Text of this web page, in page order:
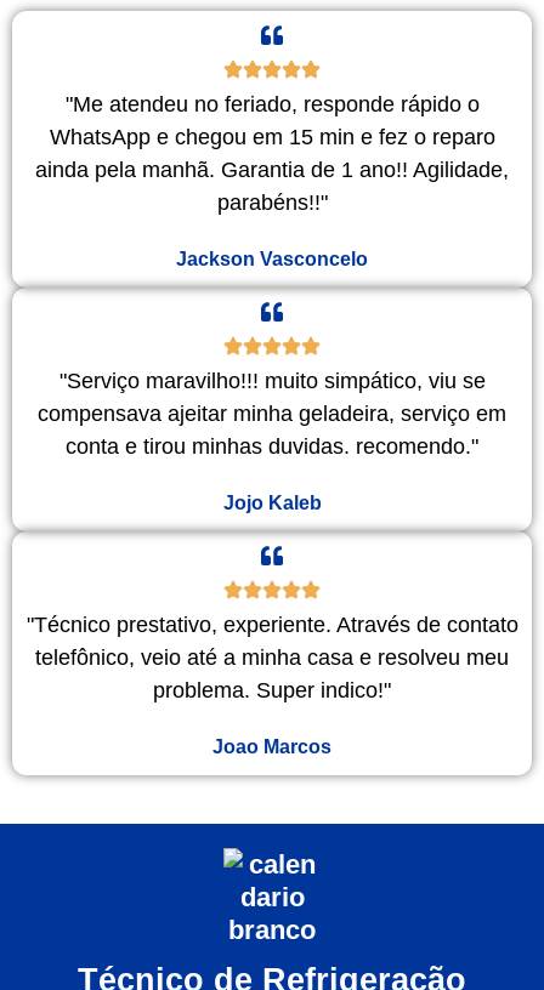
"Me atendeu no feriado, responde rápido o
WhatsApp e chegou em 15 min e fez o reparo
ainda pela manhã. Garantia de 1 ano!! Agilidade,
parabéns!!"
Jackson Vasconcelo
"Serviço maravilho!!! muito simpático, viu se
compensava ajeitar minha geladeira, serviço em
conta e tirou minhas duvidas. recomendo."
Jojo Kaleb
"Técnico prestativo, experiente. Através de contato
telefônico, veio até a minha casa e resolveu meu
problema. Super indico!"
Joao Marcos
Técnico de Refrigeração